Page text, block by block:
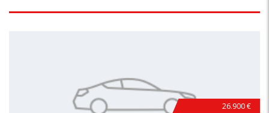
26.900 €